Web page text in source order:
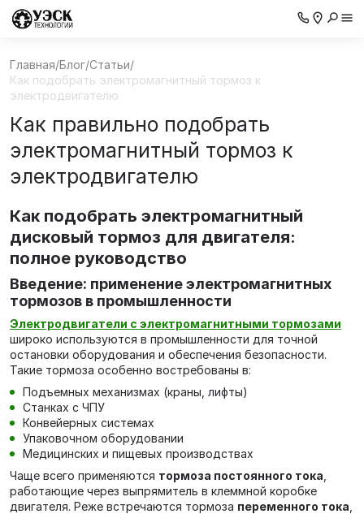
Главная/Блог/Статьи/
Как подобрать электромагнитный тормоз к
электродвигателю
Как правильно подобрать
электромагнитный тормоз к
электродвигателю
Как подобрать электромагнитный
дисковый тормоз для двигателя:
полное руководство
Введение: применение электромагнитных
тормозов в промышленности
Электродвигатели с электромагнитными тормозами
широко используются в промышленности для точной
остановки оборудования и обеспечения безопасности.
Такие тормоза особенно востребованы в:
Подъемных механизмах (краны, лифты)
Станках с ЧПУ
Конвейерных системах
Упаковочном оборудовании
Медицинских и пищевых производствах
Чаще всего применяются тормоза постоянного тока
работающие через выпрямитель в клеммной коробке
двигателя. Реже встречаются тормоза переменного тока